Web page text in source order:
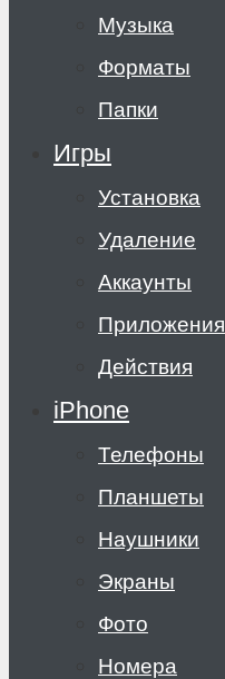
Музыка
Форматы
Папки
Игры
Установка
Удаление
Аккаунты
Приложения
Действия
iPhone
Телефоны
Планшеты
Наушники
Экраны
Фото
Номера